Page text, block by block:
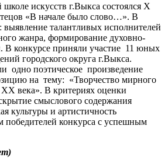
школе искусств г.Выкса состоялся X
«В начале было слово…». В
выявление талантливых исполнителей
жанра, формирование духовно-
В конкурсе приняли участие 11 юных
городского округа г.Выкса.
одно поэтическое произведение
на тему: «Творчество мирного
века». В критериях оценки
смыслового содержания
культуры и артистичность
победителей конкурса с успешным